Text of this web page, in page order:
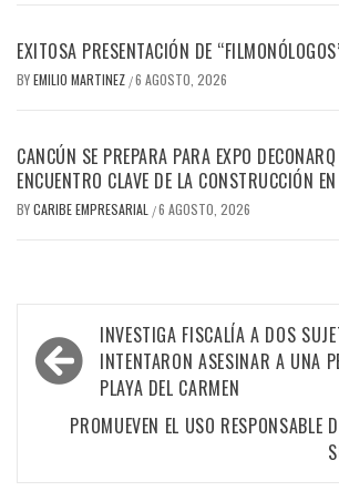
EXITOSA PRESENTACIÓN DE
BYEMILIO MARTINEZ /6 AGOSTO, 2026
CANCÚN SE PREPARA PARA EXPO
ENCUENTRO CLAVE DE LA CONSTRUCCIÓN
BYCARIBE EMPRESARIAL /6 AGOSTO, 2026
Navegación
de
entradas
INVESTIGA FISCALÍA A DOS
INTENTARON ASESINAR A UNA
PLAYA DEL CARMEN
PROMUEVEN EL USO RESPONSABLE